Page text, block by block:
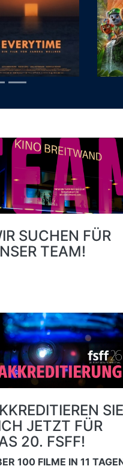
SUCHEN FÜR
TEAM!
SIE
JETZT FÜR
20. FSFF!
100 FILME IN 11